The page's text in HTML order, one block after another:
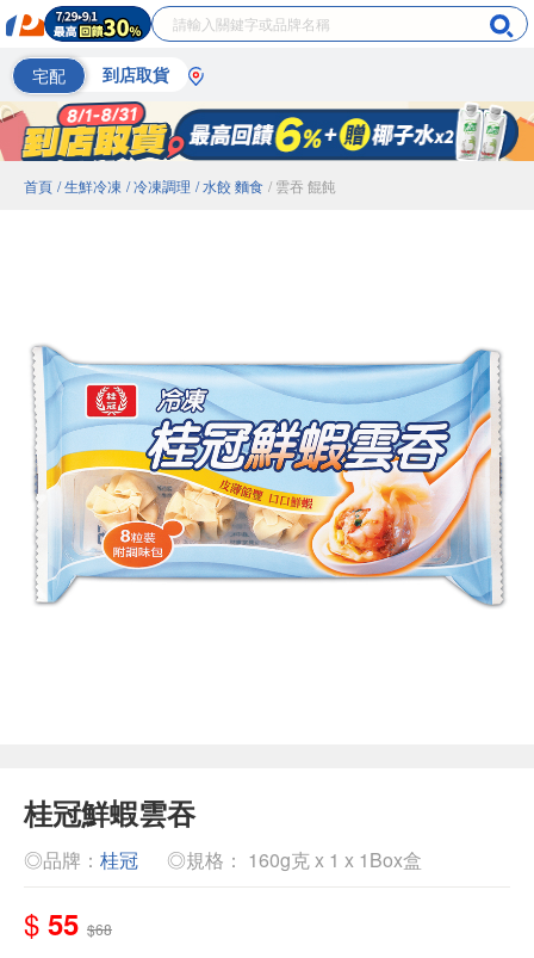
宅配 到店取貨
首頁 / 生鮮冷凍 / 冷凍調理 / 水餃 麵食 / 雲吞 餛飩
桂冠鮮蝦雲吞
◎品牌： 桂冠 ◎規格： 160g克 x 1 x 1Box盒
$ 55 $68